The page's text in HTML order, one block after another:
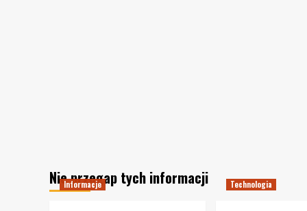
Nie przegap tych informacji
Informacje Technologia